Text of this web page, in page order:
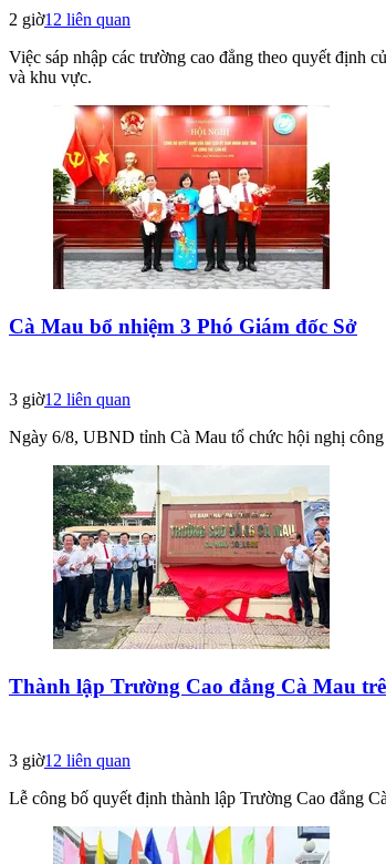
2 giờ12 liên quan
Việc sáp nhập các trường cao đẳng theo quyết định
và khu vực.
Cà Mau bổ nhiệm 3 Phó Giám đốc Sở
3 giờ12 liên quan
Ngày 6/8, UBND tỉnh Cà Mau tổ chức hội nghị
Thành lập Trường Cao đẳng Cà Mau
3 giờ12 liên quan
Lễ công bố quyết định thành lập Trường Cao đẳng